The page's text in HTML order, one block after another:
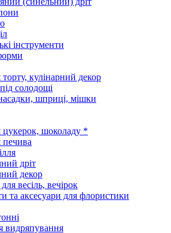
інструменти
кулінарний декор
солодощі
шприці, мішки
шоколаду *
дріт
декор
весіль, вечірок
та аксесуари для флористики
видряпування